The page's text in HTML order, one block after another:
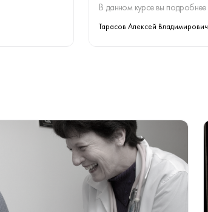
Тарасов Алексей Владимирович